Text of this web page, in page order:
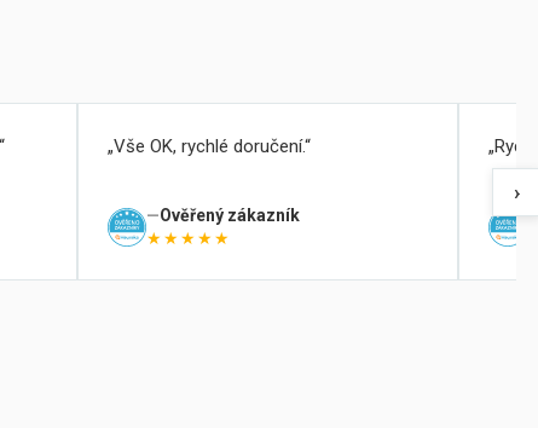
Vše OK, rychlé doručení.
Ověřený zákazník
★★★★★
›